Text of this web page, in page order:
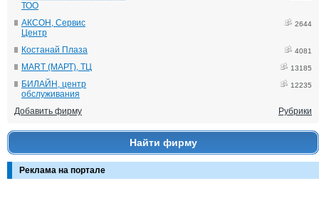
ТОО
АКСОН, Сервис
Центр
2644
Костанай Плаза 4081
MART (МАРТ), ТЦ 13185
БИЛАЙН, центр
обслуживания
12235
Добавить фирму Рубрики
Найти фирму
Реклама на портале